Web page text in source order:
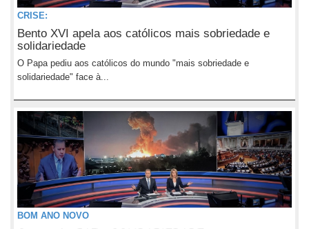
CRISE:
Bento XVI apela aos católicos mais sobriedade e
solidariedade
O Papa pediu aos católicos do mundo "mais sobriedade e
solidariedade" face à...
BOM ANO NOVO